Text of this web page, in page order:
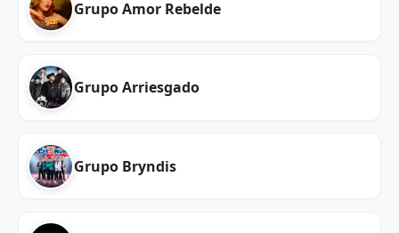
Grupo Amor Rebelde
Grupo Arriesgado
Grupo Bryndis